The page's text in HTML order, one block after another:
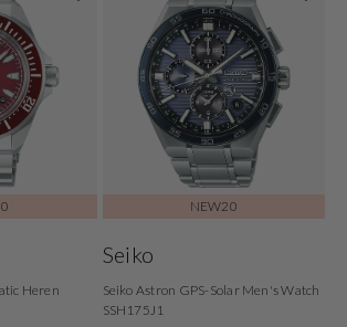
Heren
NEW20
Seiko
Seiko Astron GPS-Solar Men's Watch
SSH175J1